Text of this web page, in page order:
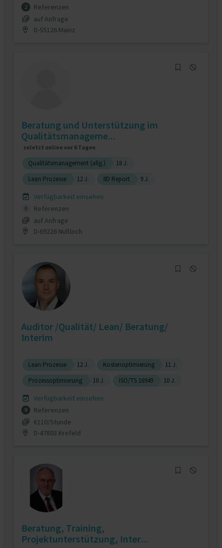
2
Referenzen
auf Anfrage
D-55126 Mainz
Beratung und Unterstützung im
Qualitätsmanageme...
zuletzt online vor 6 Tagen
Qualitätsmanagement (allg.)
18 J.
Lean Prozesse
12 J. 8D Report 9 J.
Verfügbarkeit einsehen
0
Referenzen
auf Anfrage
D-69226 Nußloch
Auditor /Qualität/ Lean/ Beratung/
Interim
Lean Prozesse 12 J. Kostenoptimierung
11 J.
Prozessoptimierung
10 J. ISO/TS 16949 10 J.
Verfügbarkeit einsehen
9
Referenzen
€110/Stunde
D-47803 Krefeld
Beratung, Training,
Projektunterstützung, Inter...